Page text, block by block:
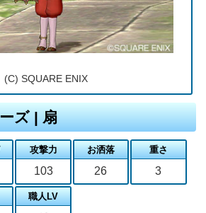
(C) SQUARE ENIX
ズ | 扇
攻撃力
103
お洒落
26
重さ
3
職人LV